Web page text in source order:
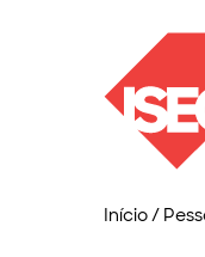
Início/